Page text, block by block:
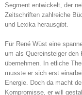
Segment entwickelt, der
Zeitschriften zahlreiche
und Lexika herausgibt.
Für René Wüst eine
um als Quereinsteiger den
übernehmen. In etliche
musste er sich erst
Energie. Doch da macht
Kompromisse, er will